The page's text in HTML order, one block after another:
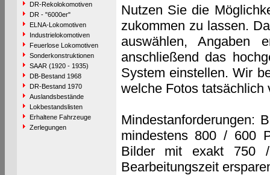
DR-Rekolokomotiven
DR - "6000er"
ELNA-Lokomotiven
Industrielokomotiven
Feuerlose Lokomotiven
Sonderkonstruktionen
SAAR (1920 - 1935)
DB-Bestand 1968
DR-Bestand 1970
Auslandsbestände
Lokbestandslisten
Erhaltene Fahrzeuge
Zerlegungen
Nutzen Sie die
zukommen zu lassen.
auswählen, Angaben
anschließend das
System einstellen. Wir
welche Fotos tatsächlich
Mindestanforderungen:
mindestens 800 / 600
Bilder mit exakt 750
Bearbeitungszeit